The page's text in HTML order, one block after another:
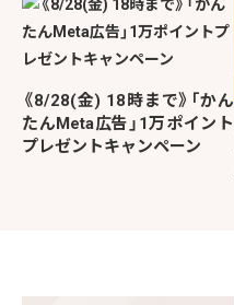
《8/28(金) 18時まで》「かん
たんMeta広告」1万ポイント
プレゼントキャンペーン